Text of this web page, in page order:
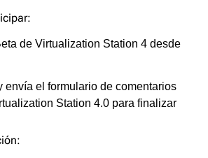
de Virtualization Station 4 desde
envía el formulario de comentarios
Station 4.0 para finalizar